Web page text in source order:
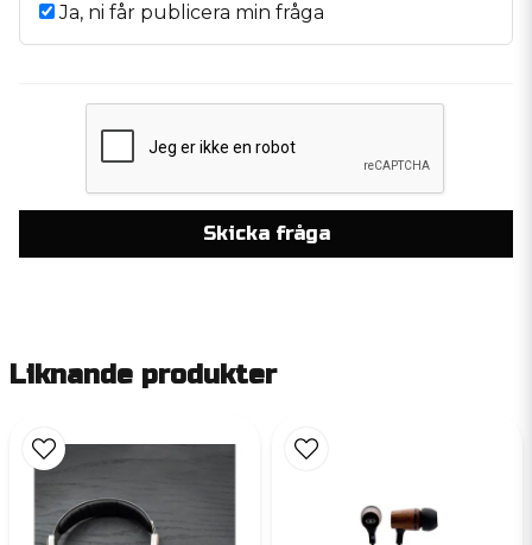
Ja, ni får publicera min fråga
Skicka fråga
Liknande produkter